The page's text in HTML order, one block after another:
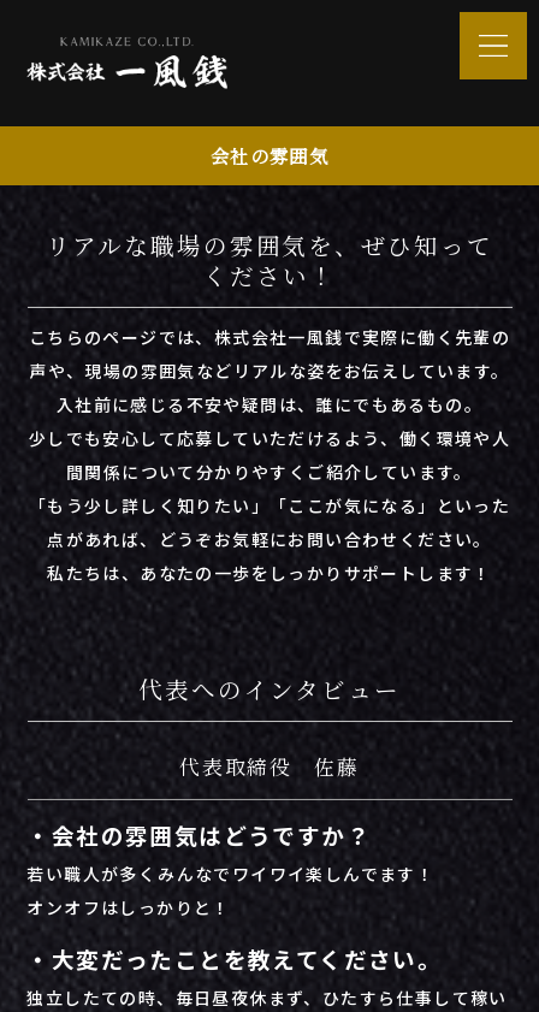
会社の雰囲気
リアルな職場の雰囲気を、ぜひ知って
ください！
こちらのページでは、株式会社一風銭で実際に働く先輩の
声や、現場の雰囲気などリアルな姿をお伝えしています。
入社前に感じる不安や疑問は、誰にでもあるもの。
少しでも安心して応募していただけるよう、働く環境や人
間関係について分かりやすくご紹介しています。
「もう少し詳しく知りたい」「ここが気になる」といった
点があれば、どうぞお気軽にお問い合わせください。
私たちは、あなたの一歩をしっかりサポートします！
代表へのインタビュー
代表取締役 佐藤
・会社の雰囲気はどうですか？
若い職人が多くみんなでワイワイ楽しんでます！
オンオフはしっかりと！
・大変だったことを教えてください。
独立したての時、毎日昼夜休まず、ひたすら仕事して稼い